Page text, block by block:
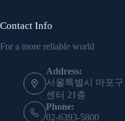
Contact Info
For a more reliable world
Address:
서울특별시 마포
센터 21층
Phone:
02-6393-5800